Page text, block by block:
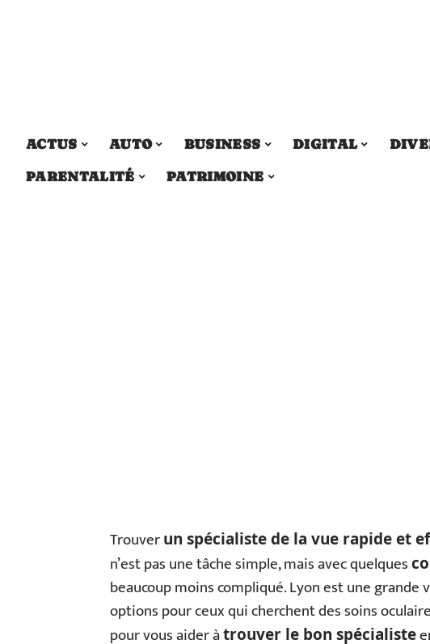
ACTUS AUTO BUSINESS DIGITAL
PARENTALITÉ
PATRIMOINE
Trouverun spécialiste de la vue rapide et
n’est pas une tâche simple, mais avec quelques
beaucoup moins compliqué. Lyon est une
options pour ceux qui cherchent des soins
pour vous aider àtrouver le bon spécialiste